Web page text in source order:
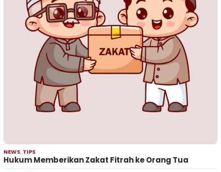
NEWS, TIPS
Hukum Memberikan Zakat Fitrah ke Orang Tua